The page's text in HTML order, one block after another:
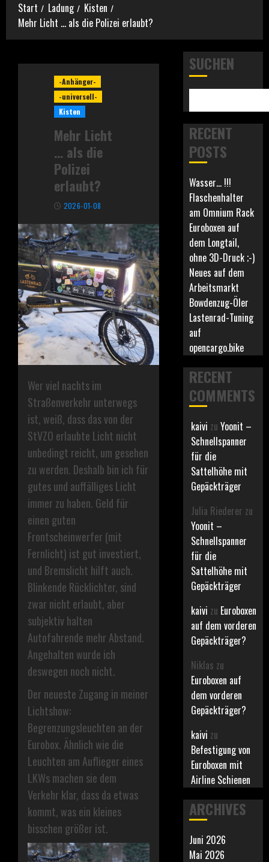
Start Ladung
Kisten
Mehr Licht … als die Polizei erlaubt?
-Anhänger-
-universell-
Kisten
Mehr Licht
… als die
Polizei
erlaubt?
2026-01-08
Wer viel nachts im
Straßenverkehr unterwegs
ist, weiß, dass das von der
StVZO erlaubte Licht nicht
unbedingt reicht, um gesehen
zu werden. Deshalb bin ich für
gutes und auffälliges Licht
immer zu haben. Geld für
einen guten
Frontscheinwerfer (mit
Fernlicht) ist gut investiert,
und Bremslicht hilft auch.
Blinkende Rücklichter, sind
zwar nicht erlaubt, aber
subjektiv halten
Autofahrende mehr Abstand.
Angehalten wurde ich
deswegen noch nicht.
Der neueste Zugang in meiner
Lichtshow:
Begrenzungsleuchten an der
Eurobox. Ähnlich wie die
Leuchten am Auflieger eines
LKWs machen sie dem
Verkehr klar, dass da etwas
kommt, was ein kleines
bisschen größer ist.
SUCHEN
RECENT
POSTS
Wasser… !!!
Flaschenhalter
am Omnium Rack
Euroboxen auf
dem Longtail,
ohne 3D-Druck ;-)
Neues auf dem
Arbeitsmarkt
Bowdenzug-Öler
Lastenrad-Tuning
auf
opencargo.bike
RECENT
COMMENTS
kaivi zuYoonit –
Schnellspanner
für die
Sattelhöhe mit
Gepäckträger
Julia Riederer zu
Yoonit –
Schnellspanner
für die
Sattelhöhe mit
Gepäckträger
kaivi zu Euroboxen
auf dem vorderen
Gepäckträger?
Niklas zu
Euroboxen auf
dem vorderen
Gepäckträger?
kaivi zu
Befestigung von
Euroboxen mit
Airline Schienen
ARCHIVES
Juni 2026
Mai 2026